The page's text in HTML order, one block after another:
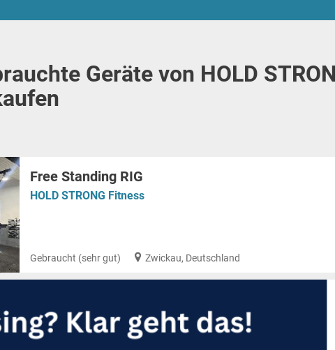
Geräte von HOLD
Free Standing RIG
HOLD STRONG Fitness
Gebraucht (sehr gut) Zwickau, Deutschland